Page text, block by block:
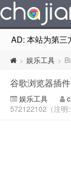
AD: 本站为第三
> 娱乐工具 >
谷歌浏览器插
娱乐工具
572122102（注明: